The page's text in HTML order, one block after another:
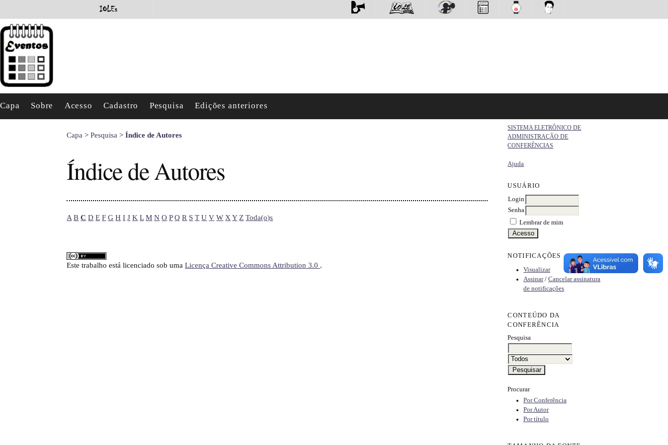
Capa Sobre Acesso Cadastro Pesquisa Edições anteriores
SISTEMA ELETRÔNICO DE
ADMINISTRAÇÃO DE
CONFERÊNCIAS
Ajuda
USUÁRIO
Login
Senha
Lembrar de mim
NOTIFICAÇÕES
Visualizar
Assinar/Cancelar assinatura
de notificações
CONTEÚDO DA
CONFERÊNCIA
Pesquisa
Procurar
Por Conferência
Por Autor
Por título
Capa >Pesquisa >Índice de Autores
Índice de Autores
A B C D E F G H I J K L M N O P Q R S T U V W X Y Z Toda(o)s
Este trabalho está licenciado sob umaLicença Creative Commons Attribution 3.0 .